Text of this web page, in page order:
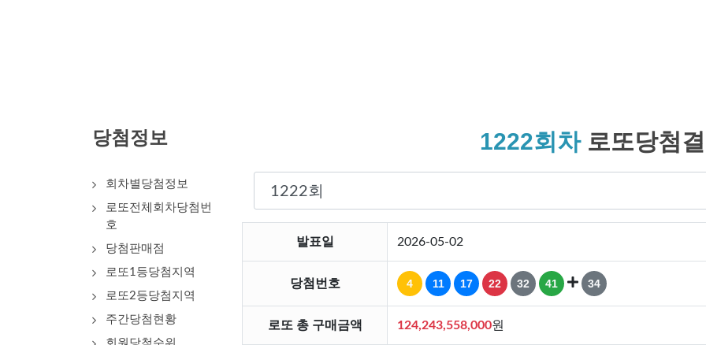
당첨정보
회차별당첨정보
로또전체회차당첨번
호
당첨판매점
로또1등당첨지역
로또2등당첨지역
주간당첨현황
1222회차로또당첨
발표일 2026-05-02
당첨번호 4 11 17 22 32 41 34
로또 총 구매금액 124,243,558,000원